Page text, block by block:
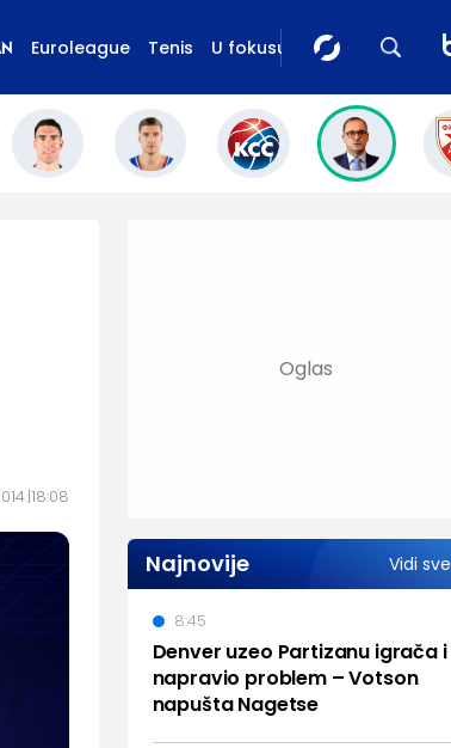
Euroleague Tenis U fokusu
18:08
Najnovije Vidi sve
Denver uzeo Partizanu igrača i
napravio problem – Votson
napušta Nagetse
8:45